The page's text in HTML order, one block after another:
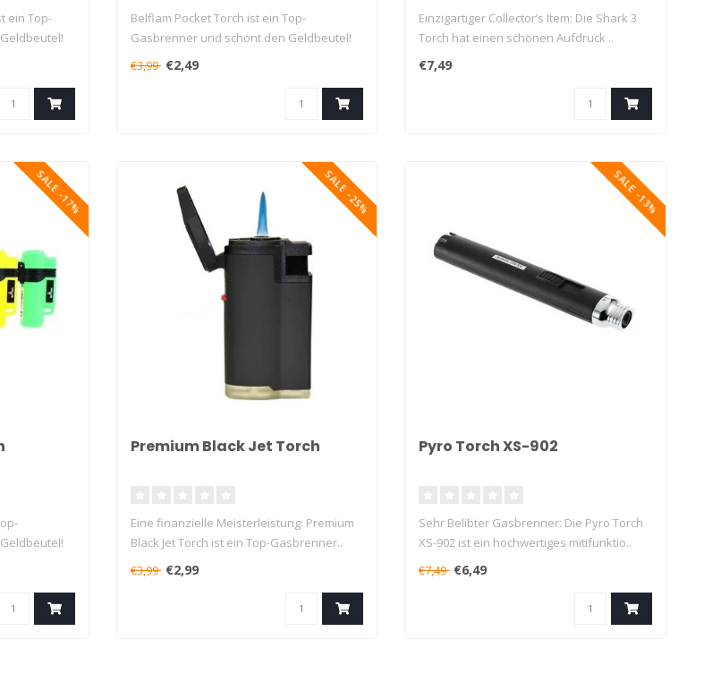
ein Top-
Belflam Pocket Torch ist ein Top-
Gasbrenner und schont den Geldbeutel!
Das Feu..
€3,99 €2,49
Einzigartiger Collector’s Item: Die Shark 3
Torch hat einen schönen Aufdruck ..
€7,49
SALE -17% SALE -25%
Premium Black Jet Torch
Eine finanzielle Meisterleistung: Premium
Black Jet Torch ist ein Top-Gasbrenner..
€3,99 €2,99
SALE -13%
Pyro Torch XS-902
Sehr Belibter Gasbrenner: Die Pyro Torch
XS-902 ist ein hochwertiges mitifunktio..
€7,49 €6,49